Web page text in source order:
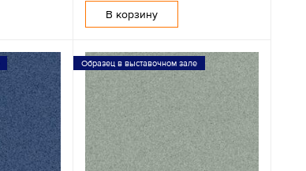
В корзину
Образец в выставочном зале